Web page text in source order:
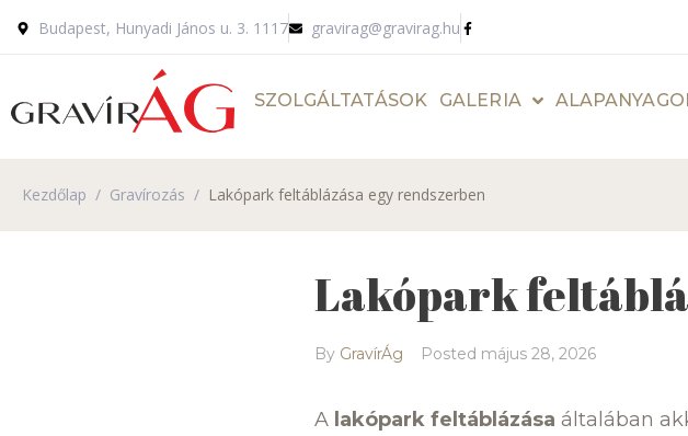
Budapest, Hunyadi János u. 3. 1117 gravirag@gravirag.hu
SZOLGÁLTATÁSOK GALERIA
Kezdőlap / Gravírozás / Lakópark feltáblázása egy rendszerben
Lakópark
By GravírÁg Posted május 28, 2026
A lakópark feltáblázása általában